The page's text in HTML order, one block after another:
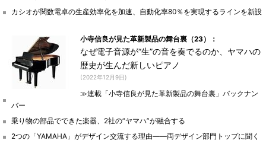
カシオが関数電卓の生産効率化を加速、自動化率80％を実現するラインを新設
小寺信良が見た革新製品の舞台裏（23）：
なぜ電子音源が“生”の音を奏でるのか、ヤマハの
歴史が生んだ新しいピアノ
(2022年12月9日)
≫連載「小寺信良が見た革新製品の舞台裏」バックナン
バー
乗り物の部品でできた楽器、2社の“ヤマハ”が融合する
2つの「YAMAHA」がデザイン交流する理由――両デザイン部門トップに聞く